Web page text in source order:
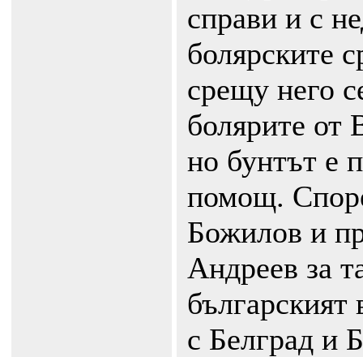
справи и с
болярските
срещу него
болярите от
но бунтът е
помощ.
Божилов и
Андреев за
българският
с Белград и